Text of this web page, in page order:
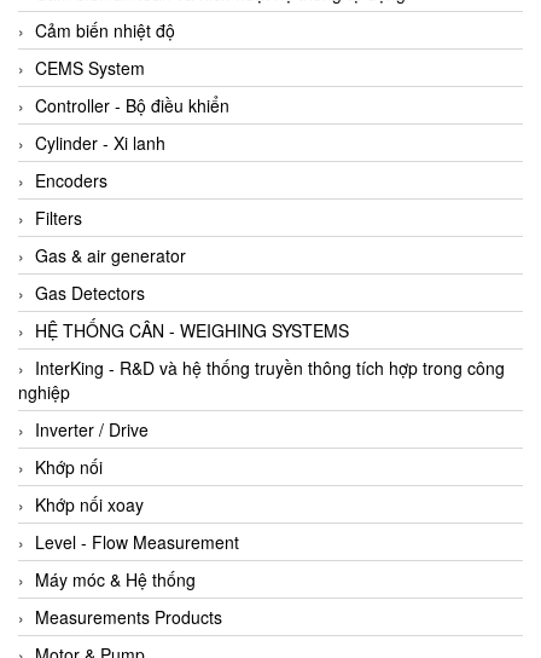
Cảm biến nhiệt độ
CEMS System
Controller - Bộ điều khiển
Cylinder - Xi lanh
Encoders
Filters
Gas & air generator
Gas Detectors
HỆ THỐNG CÂN - WEIGHING SYSTEMS
InterKing - R&D và hệ thống truyền thông tích hợp trong công
nghiệp
Inverter / Drive
Khớp nối
Khớp nối xoay
Level - Flow Measurement
Máy móc & Hệ thống
Measurements Products